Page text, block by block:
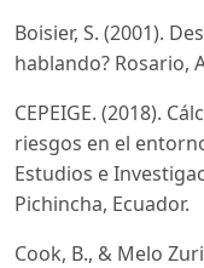
Boisier, S. (2001).
hablando? Rosario,
CEPEIGE. (2018).
riesgos en el
Estudios e
Pichincha, Ecuador.
Cook, B., & Melo